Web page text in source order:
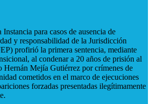
para casos de ausencia de
y responsabilidad de la Jurisdicción
profirió la primera sentencia, mediante
al condenar a 20 años de prisión al
Hernán Mejía Gutiérrez por crímenes de
cometidos en el marco de ejecuciones
forzadas presentadas ilegítimamente